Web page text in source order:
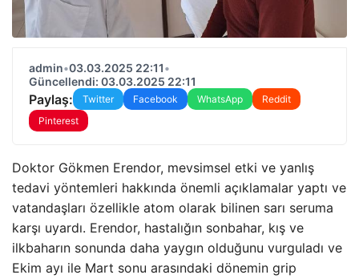
admin•03.03.2025 22:11•
Güncellendi: 03.03.2025 22:11
Paylaş: Twitter Facebook WhatsApp
Reddit
Pinterest
Doktor Gökmen Erendor, mevsimsel etki ve yanlış
tedavi yöntemleri hakkında önemli açıklamalar yaptı ve
vatandaşları özellikle atom olarak bilinen sarı seruma
karşı uyardı. Erendor, hastalığın sonbahar, kış ve
ilkbaharın sonunda daha yaygın olduğunu vurguladı ve
Ekim ayı ile Mart sonu arasındaki dönemin grip